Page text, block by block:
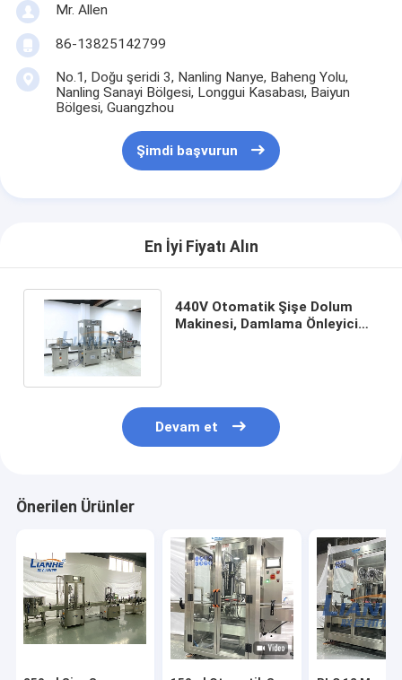
Mr. Allen
86-13825142799
No.1, Doğu şeridi 3, Nanling Nanye, Baheng Yolu,
Nanling Sanayi Bölgesi, Longgui Kasabası, Baiyun
Bölgesi, Guangzhou
Şimdi başvurun
En İyi Fiyatı Alın
440V Otomatik Şişe Dolum
Makinesi, Damlama Önleyici
Devam et
Önerilen Ürünler